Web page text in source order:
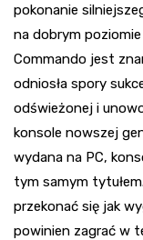
pokonanie
na dobrym
Commando jest
odniosła spory
odświeżonej i
konsole nowszej
wydana na PC,
tym samym
przekonać się jak
powinien zagrać w